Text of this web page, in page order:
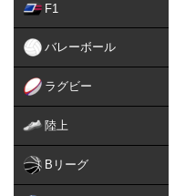
F1
バレーボール
ラグビー
陸上
Bリーグ